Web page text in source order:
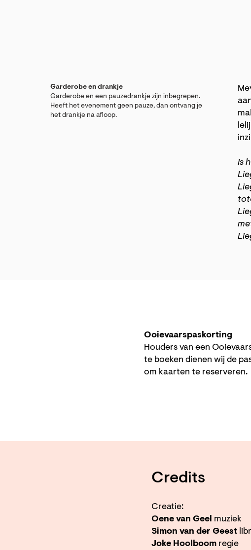
Is
Garderobe en drankje
Garderobe en een pauzedrankje zijn inbegrepen.
Heeft het evenement geen pauze, dan ontvang je
het drankje na afloop.
Ooievaarspaskorting
Houders van een
te boeken dienen wij de
om kaarten te reserveren.
Credits
Creatie:
Oene van Geel muziek
Simon van der Geest
Joke Hoolboom regie